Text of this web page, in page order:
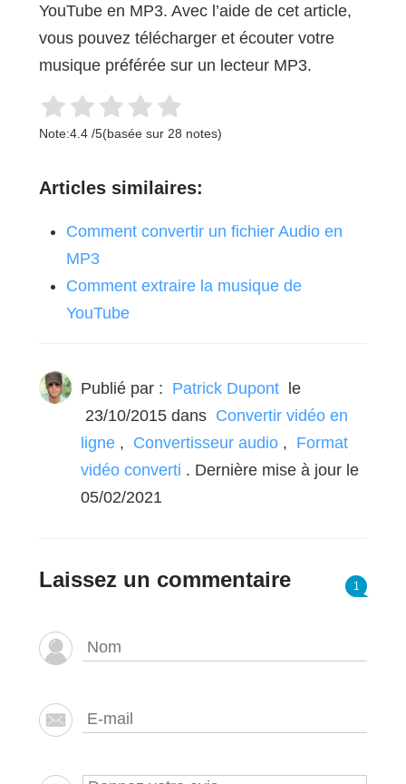
YouTube en MP3. Avec l’aide de cet article,
vous pouvez télécharger et écouter votre
musique préférée sur un lecteur MP3.
Note:4.4/5(basée sur 28 notes)
Articles similaires:
Comment convertir un fichier Audio en
MP3
Comment extraire la musique de
YouTube
Publié par : Patrick Dupont
le
23/10/2015dans Convertir vidéo en
ligne , Convertisseur audio , Format
vidéo converti . Dernière mise à jour le
05/02/2021
Laissez un commentaire 1